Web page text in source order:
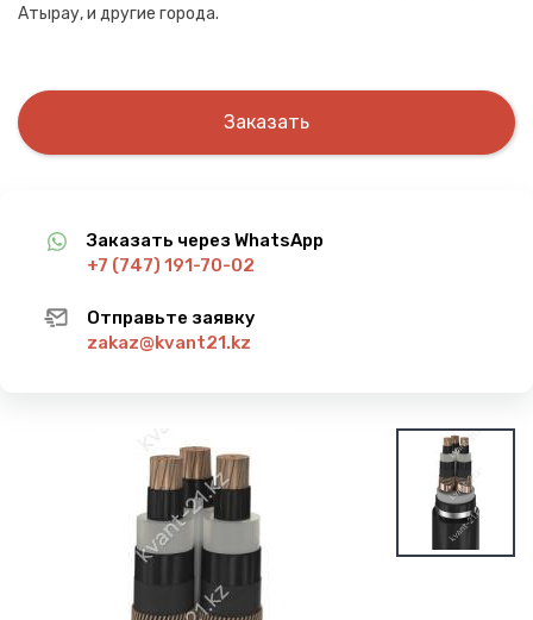
Атырау, и другие города.
Заказать
Заказать через WhatsApp
+7 (747) 191-70-02
Отправьте заявку
zakaz@kvant21.kz